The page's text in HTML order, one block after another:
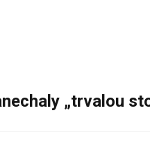
„trvalou